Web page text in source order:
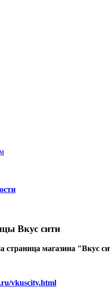
Вкус сити
страница магазина "Вкус
vkuscity.html